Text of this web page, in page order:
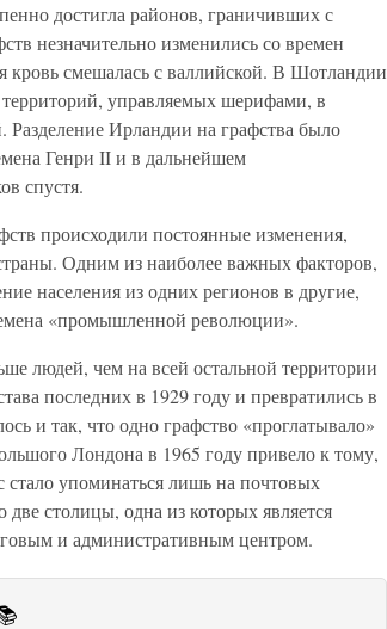
достигла районов, граничивших с
незначительно изменились со времен
кровь смешалась с валлийской. В Шотландии
управляемых шерифами, в
Разделение Ирландии на графства было
Генри II и в дальнейшем
спустя.
происходили постоянные изменения,
Одним из наиболее важных факторов,
населения из одних регионов в другие,
«промышленной революции».
людей, чем на всей остальной территории
последних в 1929 году и превратились в
и так, что одно графство «проглатывало»
Лондона в 1965 году привело к тому,
упоминаться лишь на почтовых
столицы, одна из которых является
и административным центром.